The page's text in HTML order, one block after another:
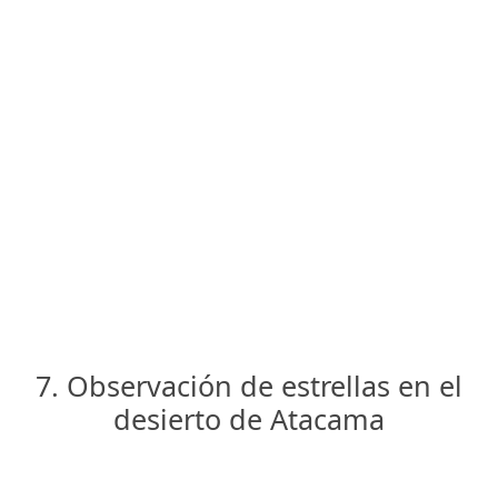
7. Observación de estrellas en el
desierto de Atacama